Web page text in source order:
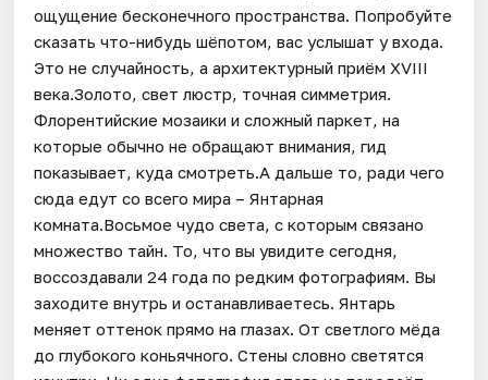
ощущение бесконечного пространства. Попробуйте
сказать что-нибудь шёпотом, вас услышат у входа.
Это не случайность, а архитектурный приём XVIII
века.Золото, свет люстр, точная симметрия.
Флорентийские мозаики и сложный паркет, на
которые обычно не обращают внимания, гид
показывает, куда смотреть.А дальше то, ради чего
сюда едут со всего мира – Янтарная
комната.Восьмое чудо света, с которым связано
множество тайн. То, что вы увидите сегодня,
воссоздавали 24 года по редким фотографиям. Вы
заходите внутрь и останавливаетесь. Янтарь
меняет оттенок прямо на глазах. От светлого мёда
до глубокого коньячного. Стены словно светятся